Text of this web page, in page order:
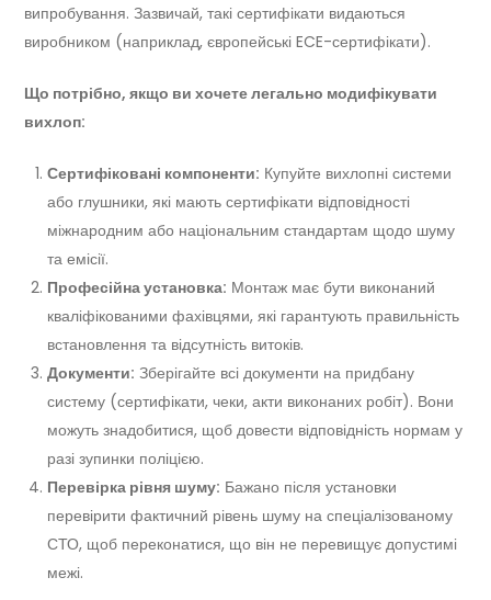
випробування. Зазвичай, такі сертифікати видаються
виробником (наприклад, європейські ECE-сертифікати).
Що потрібно, якщо ви хочете легально модифікувати
вихлоп:
Сертифіковані компоненти: Купуйте вихлопні системи
або глушники, які мають сертифікати відповідності
міжнародним або національним стандартам щодо шуму
та емісії.
Професійна установка: Монтаж має бути виконаний
кваліфікованими фахівцями, які гарантують правильність
встановлення та відсутність витоків.
Документи: Зберігайте всі документи на придбану
систему (сертифікати, чеки, акти виконаних робіт). Вони
можуть знадобитися, щоб довести відповідність нормам у
разі зупинки поліцією.
Перевірка рівня шуму: Бажано після установки
перевірити фактичний рівень шуму на спеціалізованому
СТО, щоб переконатися, що він не перевищує допустимі
межі.